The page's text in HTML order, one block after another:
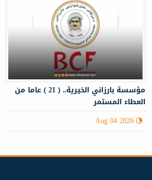
مؤسسة بارزاني الخيرية.. ( 21 ) عاما من
العطاء المستمر
Aug 04 2026